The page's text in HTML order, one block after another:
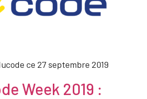
ce 27 septembre 2019
Week 2019 :